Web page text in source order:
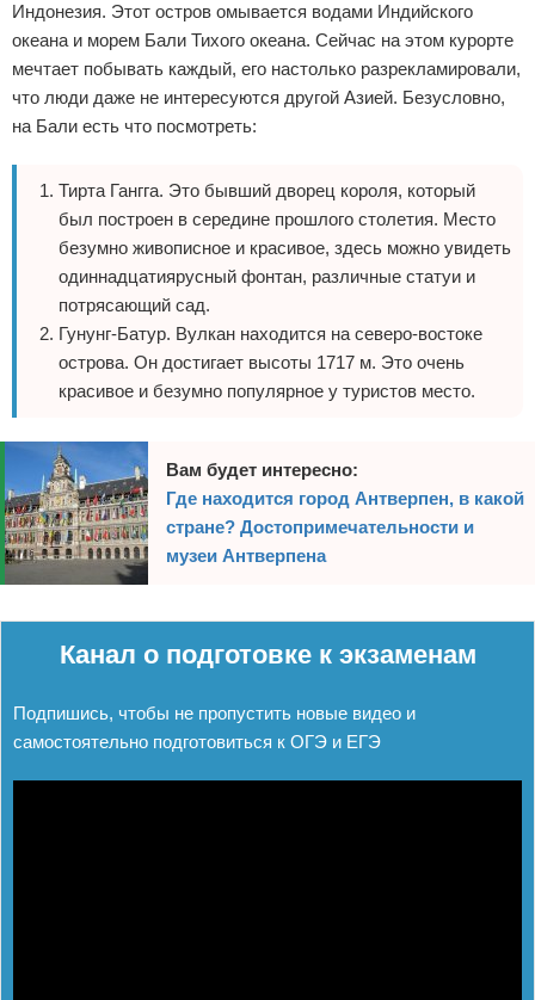
Индонезия. Этот остров омывается водами Индийского
океана и морем Бали Тихого океана. Сейчас на этом курорте
мечтает побывать каждый, его настолько разрекламировали,
что люди даже не интересуются другой Азией. Безусловно,
на Бали есть что посмотреть:
Тирта Гангга. Это бывший дворец короля, который
был построен в середине прошлого столетия. Место
безумно живописное и красивое, здесь можно увидеть
одиннадцатиярусный фонтан, различные статуи и
потрясающий сад.
Гунунг-Батур. Вулкан находится на северо-востоке
острова. Он достигает высоты 1717 м. Это очень
красивое и безумно популярное у туристов место.
Вам будет интересно:
Где находится город Антверпен, в какой
стране? Достопримечательности и
музеи Антверпена
Канал о подготовке к экзаменам
Подпишись, чтобы не пропустить новые видео и
самостоятельно подготовиться к ОГЭ и ЕГЭ